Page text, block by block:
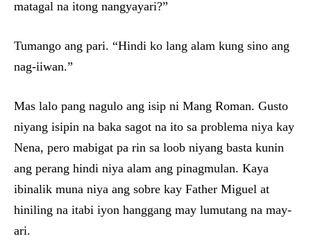
matagal na itong nangyayari?”
Tumango ang pari. “Hindi ko lang alam kung sino ang
nag-iiwan.”
Mas lalo pang nagulo ang isip ni Mang Roman. Gusto
niyang isipin na baka sagot na ito sa problema niya kay
Nena, pero mabigat pa rin sa loob niyang basta kunin
ang perang hindi niya alam ang pinagmulan. Kaya
ibinalik muna niya ang sobre kay Father Miguel at
hiniling na itabi iyon hanggang may lumutang na may-
ari.